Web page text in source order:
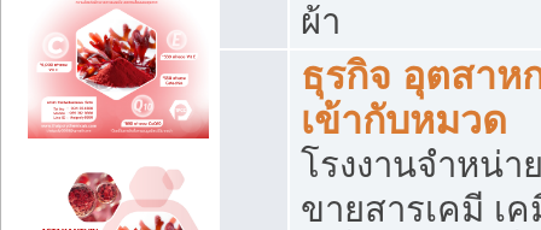
ผ้า
ธุรกิจ อุตสาห
เข้ากับหมวด
โรงงานจำหน่
ขายสารเคมี เ